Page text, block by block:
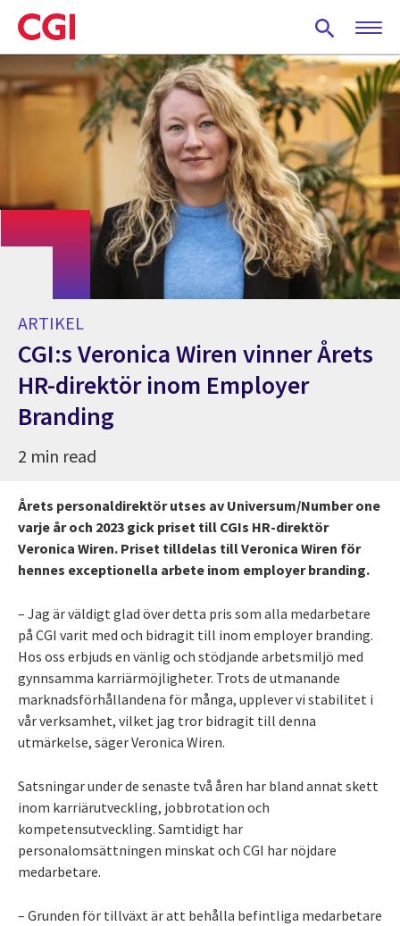
Skip
to
main
content
ARTIKEL
CGI:s Veronica Wiren vinner Årets
HR-direktör inom Employer
Branding
2 min read
Årets personaldirektör utses av Universum/Number one
varje år och 2023 gick priset till CGIs HR-direktör
Veronica Wiren. Priset tilldelas till Veronica Wiren för
hennes exceptionella arbete inom employer branding.
– Jag är väldigt glad över detta pris som alla medarbetare
på CGI varit med och bidragit till inom employer branding.
Hos oss erbjuds en vänlig och stödjande arbetsmiljö med
gynnsamma karriärmöjligheter. Trots de utmanande
marknadsförhållandena för många, upplever vi stabilitet i
vår verksamhet, vilket jag tror bidragit till denna
utmärkelse, säger Veronica Wiren.
Satsningar under de senaste två åren har bland annat skett
inom karriärutveckling, jobbrotation och
kompetensutveckling. Samtidigt har
personalomsättningen minskat och CGI har nöjdare
medarbetare.
– Grunden för tillväxt är att behålla befintliga medarbetare